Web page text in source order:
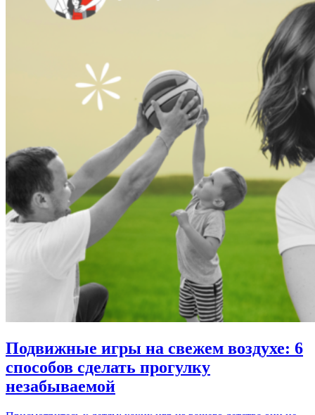
Подвижные игры на свежем воздухе: 6
способов сделать прогулку
незабываемой